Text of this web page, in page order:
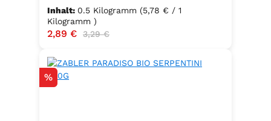
Inhalt: 0.5 Kilogramm (5,78 € / 1
Kilogramm )
Verkaufspreis:
2,89 € Regulärer Preis:
3,29 €
Rabatt
%